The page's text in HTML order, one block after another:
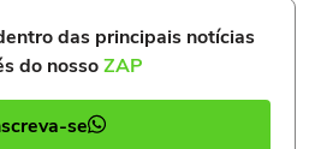
das principais notícias
do nossoZAP
se